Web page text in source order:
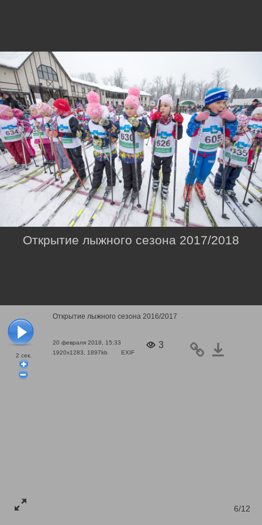
2 сек.
Открытие лыжного сезона 2016/2017
20 февраля 2018, 15:33
1920x1283, 1897kb
EXIF
3
6/12
Открытие лыжного сезона 2017/2018